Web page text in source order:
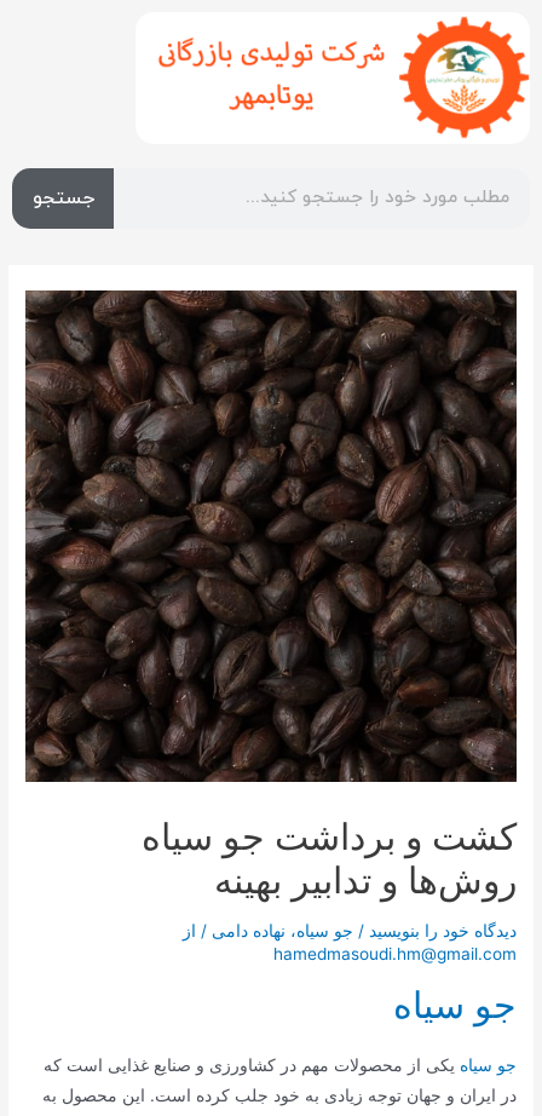
جستجو
کشت و برداشت جو سیاه
روش‌ها و تدابیر بهینه
دیدگاه‌ خود را بنویسید / جو سیاه، نهاده دامی / از
hamedmasoudi.hm@gmail.com
جو سیاه
جو سیاه یکی از محصولات مهم در کشاورزی و صنایع غذایی است که
در ایران و جهان توجه زیادی به خود جلب کرده است. این محصول به